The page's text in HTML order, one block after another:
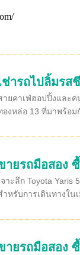
ช่ารถไปลิ้มรส
ายคาเฟ่ฮอปปิ้งและค
องหล่อ 13 ที่มาพร้อม
ายรถมือสอง
จาะลึก Toyota
ำหรับการเดินทางในเ
ายรถมือสอง